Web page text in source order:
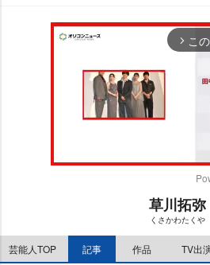
arrow_forward_ios こ
草川拓弥
くさかわたく
芸能人TOP 記事 作品 TV出